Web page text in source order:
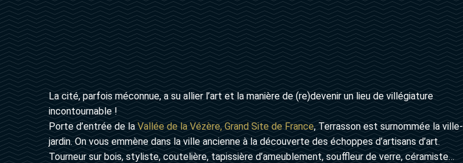
La cité, parfois méconnue, a su allier l’art et la manière de (re)devenir un lieu de villégiature
incontournable !
Porte d’entrée de laVallée de la Vézère, Grand Site de France, Terrasson est surnommée la ville-
jardin. On vous emmène dans la ville ancienne à la découverte des échoppes d’artisans d’art.
Tourneur sur bois, styliste, coutelière, tapissière d’ameublement, souffleur de verre, céramiste…